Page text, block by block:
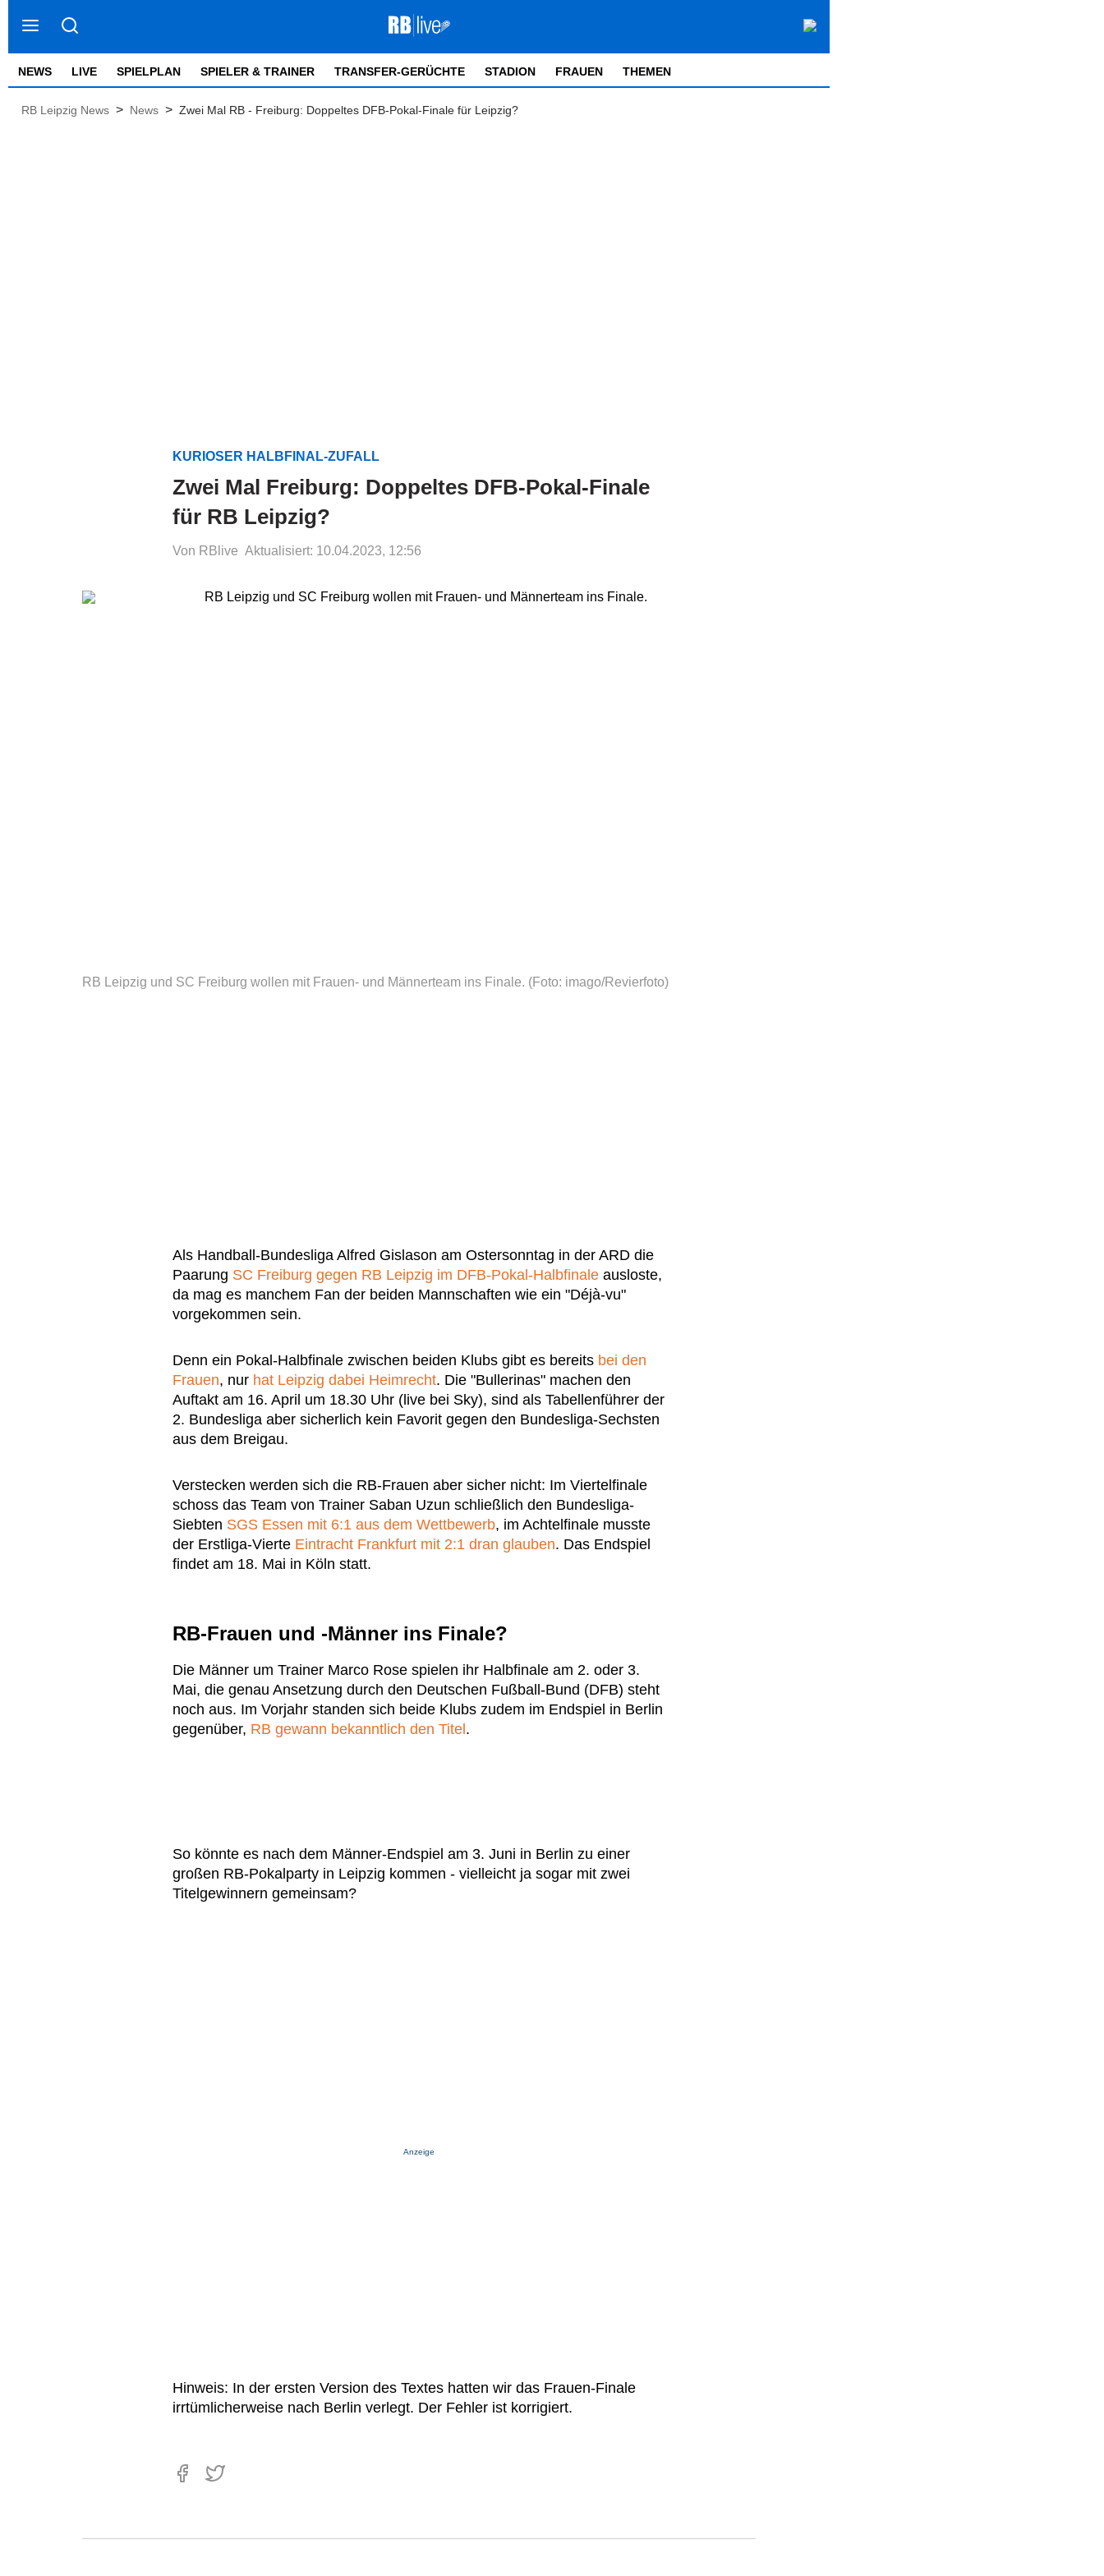
NEWS LIVE SPIELPLAN SPIELER & TRAINER TRANSFER-GERÜCHTE STADION FRAUEN THEMEN
RB Leipzig News > News > Zwei Mal RB - Freiburg: Doppeltes DFB-Pokal-Finale für Leipzig?
KURIOSER HALBFINAL-ZUFALL
Zwei Mal Freiburg: Doppeltes DFB-Pokal-Finale
für RB Leipzig?
Von RBlive Aktualisiert: 10.04.2023, 12:56
RB Leipzig und SC Freiburg wollen mit Frauen- und Männerteam ins Finale. (Foto: imago/Revierfoto)
Als Handball-Bundesliga Alfred Gislason am Ostersonntag in der ARD die
Paarung SC Freiburg gegen RB Leipzig im DFB-Pokal-Halbfinale ausloste,
da mag es manchem Fan der beiden Mannschaften wie ein "Déjà-vu"
vorgekommen sein.
Denn ein Pokal-Halbfinale zwischen beiden Klubs gibt es bereits bei den
Frauen, nur hat Leipzig dabei Heimrecht. Die "Bullerinas" machen den
Auftakt am 16. April um 18.30 Uhr (live bei Sky), sind als Tabellenführer der
2. Bundesliga aber sicherlich kein Favorit gegen den Bundesliga-Sechsten
aus dem Breigau.
Verstecken werden sich die RB-Frauen aber sicher nicht: Im Viertelfinale
schoss das Team von Trainer Saban Uzun schließlich den Bundesliga-
Siebten SGS Essen mit 6:1 aus dem Wettbewerb, im Achtelfinale musste
der Erstliga-Vierte Eintracht Frankfurt mit 2:1 dran glauben. Das Endspiel
findet am 18. Mai in Köln statt.
RB-Frauen und -Männer ins Finale?
Die Männer um Trainer Marco Rose spielen ihr Halbfinale am 2. oder 3.
Mai, die genau Ansetzung durch den Deutschen Fußball-Bund (DFB) steht
noch aus. Im Vorjahr standen sich beide Klubs zudem im Endspiel in Berlin
gegenüber, RB gewann bekanntlich den Titel .
So könnte es nach dem Männer-Endspiel am 3. Juni in Berlin zu einer
großen RB-Pokalparty in Leipzig kommen - vielleicht ja sogar mit zwei
Titelgewinnern gemeinsam?
Anzeige
Hinweis: In der ersten Version des Textes hatten wir das Frauen-Finale
irrtümlicherweise nach Berlin verlegt. Der Fehler ist korrigiert.